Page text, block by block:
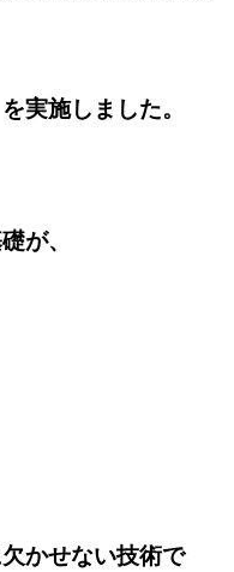
実施しました。
が、
かせない技術で